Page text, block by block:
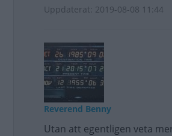
Uppdaterat: 2019-08-08 11:44
Reverend Benny
Utan att egentligen veta